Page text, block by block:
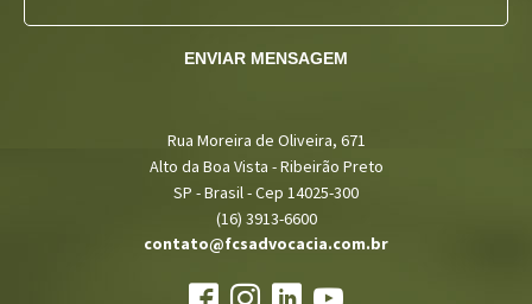
Rua Moreira de Oliveira, 671
Alto da Boa Vista - Ribeirão Preto
SP - Brasil - Cep 14025-300
(16) 3913-6600
contato@fcsadvocacia.com.br
ENVIAR MENSAGEM